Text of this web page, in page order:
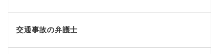
交通事故の弁護士